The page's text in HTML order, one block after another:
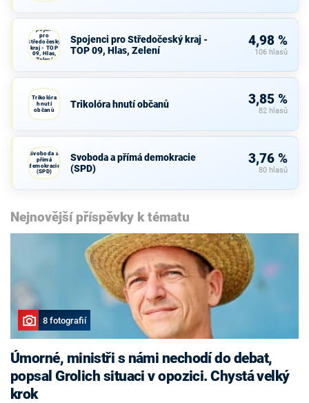
Spojenci
pro
Středočeský
kraj - TOP
09, Hlas,
Zelení
Spojenci pro Středočeský kraj -
TOP 09, Hlas, Zelení
4,98 %
106 hlasů
Trikolóra
hnutí
občanů
Trikolóra hnutí občanů 3,85 %
82 hlasů
Svoboda a
přímá
demokracie
(SPD)
Svoboda a přímá demokracie
(SPD)
3,76 %
80 hlasů
Nejnovější příspěvky k tématu
8 fotografií
Úmorné, ministři s námi nechodí do debat,
popsal Grolich situaci v opozici. Chystá velký
krok